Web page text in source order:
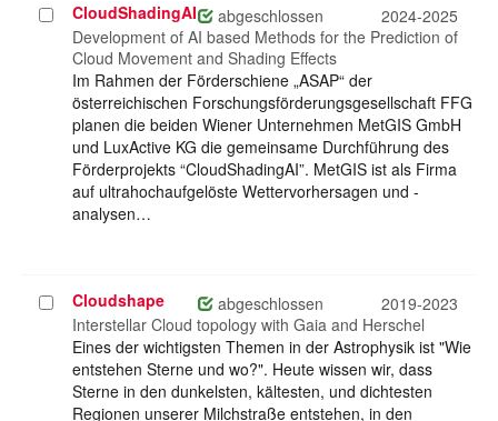
Projekt
auswählen
CloudShadingAI abgeschlossen
2024-2025
Development of AI based Methods for the Prediction of
Cloud Movement and Shading Effects
Im Rahmen der Förderschiene „ASAP“ der
österreichischen Forschungsförderungsgesellschaft FFG
planen die beiden Wiener Unternehmen MetGIS GmbH
und LuxActive KG die gemeinsame Durchführung des
Förderprojekts “CloudShadingAI”. MetGIS ist als Firma
auf ultrahochaufgelöste Wettervorhersagen und -
analysen…
Projekt
auswählen
Cloudshape abgeschlossen
2019-2023
Interstellar Cloud topology with Gaia and Herschel
Eines der wichtigsten Themen in der Astrophysik ist "Wie
entstehen Sterne und wo?". Heute wissen wir, dass
Sterne in den dunkelsten, kältesten, und dichtesten
Regionen unserer Milchstraße entstehen, in den